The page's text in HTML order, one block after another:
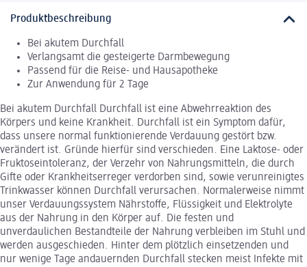
Produktbeschreibung
Bei akutem Durchfall
Verlangsamt die gesteigerte Darmbewegung
Passend für die Reise- und Hausapotheke
Zur Anwendung für 2 Tage
Bei akutem Durchfall Durchfall ist eine Abwehrreaktion des
Körpers und keine Krankheit. Durchfall ist ein Symptom dafür,
dass unsere normal funktionierende Verdauung gestört bzw.
verändert ist. Gründe hierfür sind verschieden. Eine Laktose- oder
Fruktoseintoleranz, der Verzehr von Nahrungsmitteln, die durch
Gifte oder Krankheitserreger verdorben sind, sowie verunreinigtes
Trinkwasser können Durchfall verursachen. Normalerweise nimmt
unser Verdauungssystem Nährstoffe, Flüssigkeit und Elektrolyte
aus der Nahrung in den Körper auf. Die festen und
unverdaulichen Bestandteile der Nahrung verbleiben im Stuhl und
werden ausgeschieden. Hinter dem plötzlich einsetzenden und
nur wenige Tage andauernden Durchfall stecken meist Infekte mit